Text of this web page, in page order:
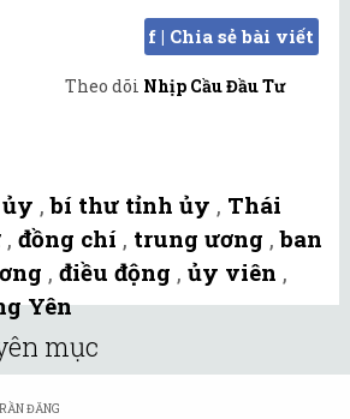
f | Chia sẻ bài viết
Theo dõi Nhịp Cầu Đầu Tư
,bí thư tỉnh ủy , Thái
, đồng chí , trung ương ,ban
, điều động , ủy viên ,
Yên
mục
ĐĂNG